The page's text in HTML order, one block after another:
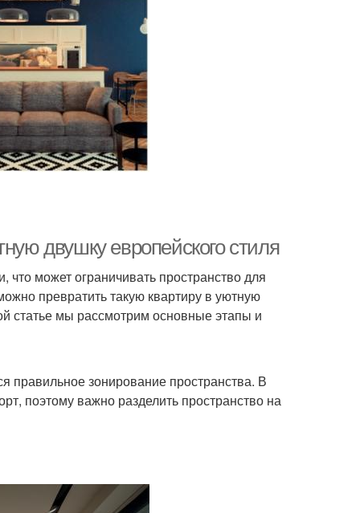
двушку европейского стиля
может ограничивать пространство для
превратить такую квартиру в уютную
статье мы рассмотрим основные этапы и
зонирование пространства. В
поэтому важно разделить пространство на